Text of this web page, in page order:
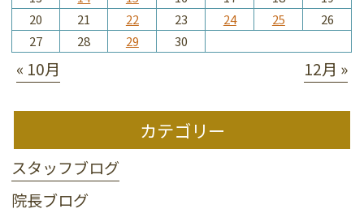
20
21 22 23 24 25
26
27
28 29 30
« 10月 12月 »
カテゴリー
スタッフブログ
院長ブログ